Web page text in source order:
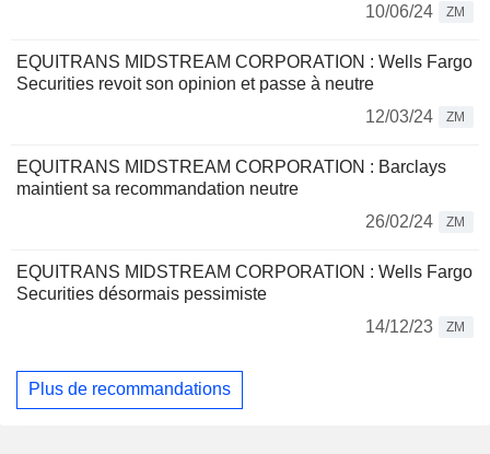
10/06/24
ZM
EQUITRANS MIDSTREAM CORPORATION : Wells Fargo
Securities revoit son opinion et passe à neutre
12/03/24
ZM
EQUITRANS MIDSTREAM CORPORATION : Barclays
maintient sa recommandation neutre
26/02/24
ZM
EQUITRANS MIDSTREAM CORPORATION : Wells Fargo
Securities désormais pessimiste
14/12/23
ZM
Plus de recommandations